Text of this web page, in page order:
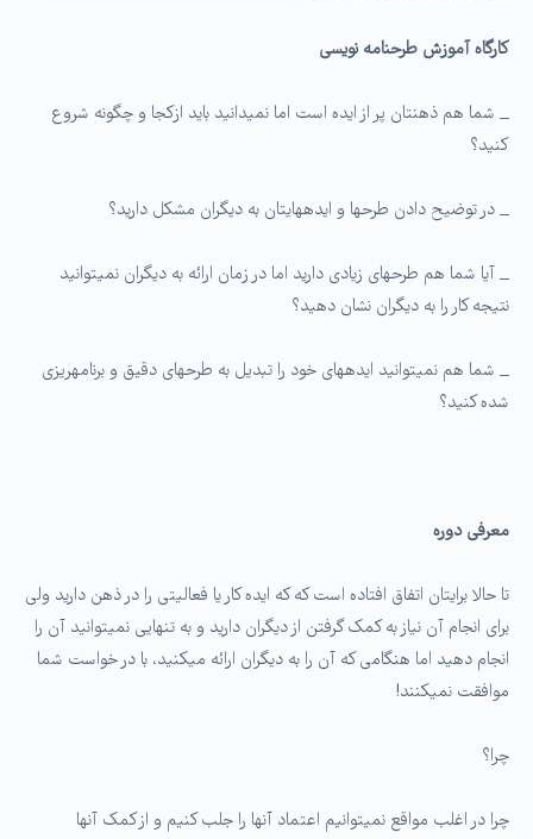
کارگاه آموزش طرحنامه نویسی
_ شما هم ذهنتان پر از ایده است اما نمی­دانید باید ازکجا و چگونه شروع
کنید؟
_ در توضیح دادن طرح­ها و ایده­هایتان به دیگران مشکل دارید؟
_ آیا شما هم طرح­های زیادی دارید اما در زمان ارائه به دیگران نمی­توانید
نتیجه کار را به دیگران نشان دهید؟
_ شما هم نمی­توانید ایده­های خود را تبدیل به طرح­های دقیق و برنامه­ریزی
شده کنید؟
معرفی دوره
تا حالا برایتان اتفاق افتاده است که که ایده کار یا فعالیتی را در ذهن دارید ولی
برای انجام آن نیاز به کمک گرفتن از دیگران دارید و به تنهایی نمی­توانید آن را
انجام دهید اما هنگامی که آن را به دیگران ارائه می­کنید، با در خواست شما
موافقت نمی­کنند!
چرا؟
چرا در اغلب مواقع نمی­توانیم اعتماد آنها را جلب کنیم و از کمک آنها